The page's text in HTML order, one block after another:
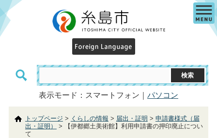
表示モード：スマートフォン｜ パソコン
トップページ > くらしの情報 > 届出・証明 > 申請書様式（届
出・証明）
> 【伊都郷土美術館】利用申請書の押印廃止につい
て